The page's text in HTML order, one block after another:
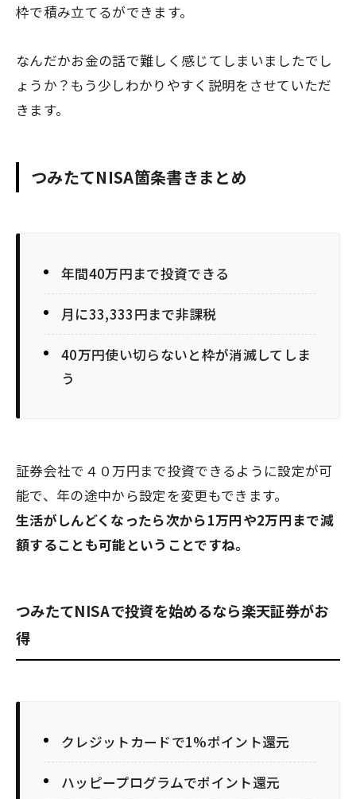
枠で積み立てるができます。
なんだかお金の話で難しく感じてしまいましたでし
ょうか？もう少しわかりやすく説明をさせていただ
きます。
つみたてNISA箇条書きまとめ
年間40万円まで投資できる
月に33,333円まで非課税
40万円使い切らないと枠が消滅してしま
う
証券会社で４０万円まで投資できるように設定が可
能で、年の途中から設定を変更もできます。
生活がしんどくなったら次から1万円や2万円まで減
額することも可能ということですね。
つみたてNISAで投資を始めるなら楽天証券がお
得
クレジットカードで1%ポイント還元
ハッピープログラムでポイント還元